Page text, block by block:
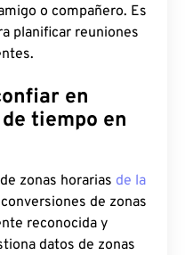
o compañero. Es
planificar reuniones
en
tiempo en
zonas horarias de la
de zonas
reconocida y
datos de zonas